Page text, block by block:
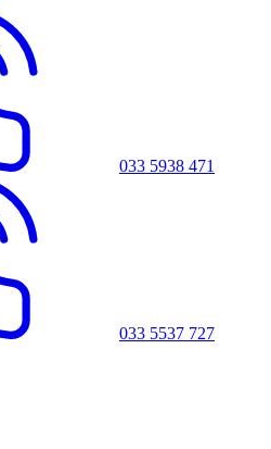
033 5938 471
033 5537 727